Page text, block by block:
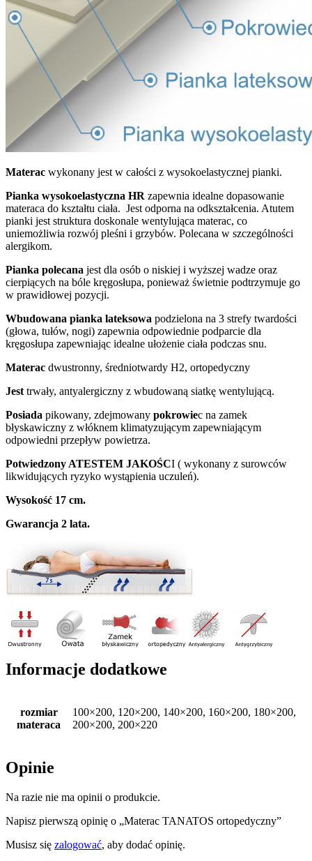
Materac wykonany jest w całości z wysokoelastycznej pianki.
Pianka wysokoelastyczna HR zapewnia idealne dopasowanie
materaca do kształtu ciała. Jest odporna na odkształcenia. Atutem
pianki jest struktura doskonale wentylująca materac, co
uniemożliwia rozwój pleśni i grzybów. Polecana w szczególności
alergikom.
Pianka polecana jest dla osób o niskiej i wyższej wadze oraz
cierpiących na bóle kręgosłupa, ponieważ świetnie podtrzymuje go
w prawidłowej pozycji.
Wbudowana pianka lateksowa podzielona na 3 strefy twardości
(głowa, tułów, nogi) zapewnia odpowiednie podparcie dla
kręgosłupa zapewniając idealne ułożenie ciała podczas snu.
Materac dwustronny, średniotwardy H2, ortopedyczny
Jest trwały, antyalergiczny z wbudowaną siatkę wentylującą.
Posiada pikowany, zdejmowany pokrowiec na zamek
błyskawiczny z włóknem klimatyzującym zapewniającym
odpowiedni przepływ powietrza.
Potwiedzony ATESTEM JAKOŚCI ( wykonany z surowców
likwidujących ryzyko wystąpienia uczuleń).
Wysokość 17 cm.
Gwarancja 2 lata.
Informacje dodatkowe
rozmiar
materaca
100×200, 120×200, 140×200, 160×200, 180×200,
200×200, 200×220
Opinie
Na razie nie ma opinii o produkcie.
Napisz pierwszą opinię o „Materac TANATOS ortopedyczny”
Musisz się zalogować, aby dodać opinię.